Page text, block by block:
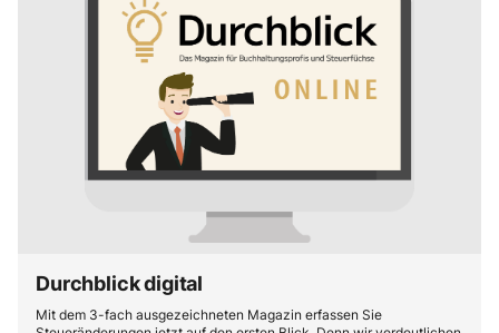
Durchblick digital
Mit dem 3-fach ausgezeichneten Magazin erfassen Sie